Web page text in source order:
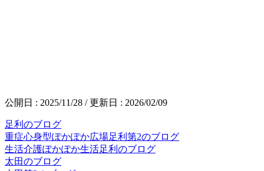
公開日 : 2025/11/28 / 更新日 : 2026/02/09
足利のブログ
重症心身型ぽかぽか広場足利第2のブログ
生活介護ぽかぽか生活足利のブログ
太田のブログ